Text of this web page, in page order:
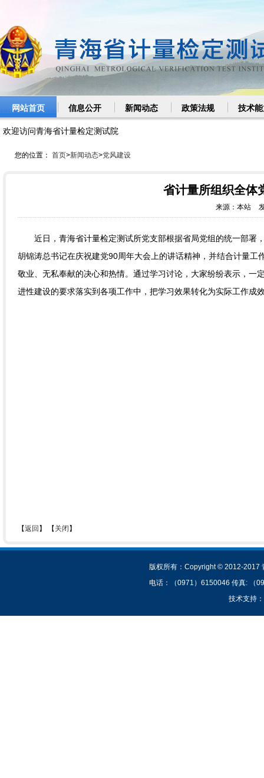
网站首页 信息公开 新闻动态 政策法规 技术
欢迎访问青海省计量检定测试院
您的位置： 首页>新闻动态>党风建设
省计量所组织全体
近日，青海省计量检定测试所党支部根据省局党组的统一部署
胡锦涛总书记在庆祝建党90周年大会上的讲话精神，并结合计量
敬业、无私奉献的决心和热情。通过学习讨论，大家纷纷表示，
进性建设的要求落实到各项工作中，把学习效果转化为实际工作
【返回 】 【 关闭 】
技术支持：